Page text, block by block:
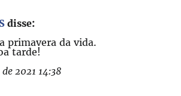
disse:
primavera da vida.
tarde!
2021 14:38